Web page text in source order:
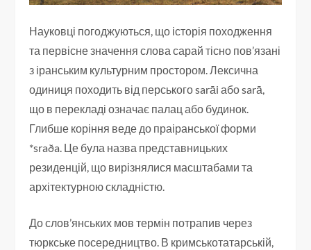
Науковці погоджуються, що історія походження
та первісне значення слова сарай тісно пов’язані
з іранським культурним простором. Лексична
одиниця походить від перського sarāi або sarā,
що в перекладі означає палац або будинок.
Глибше коріння веде до праіранської форми
*sraða. Це була назва представницьких
резиденцій, що вирізнялися масштабами та
архітектурною складністю.
До слов’янських мов термін потрапив через
тюркське посередництво. В кримськотатарській,